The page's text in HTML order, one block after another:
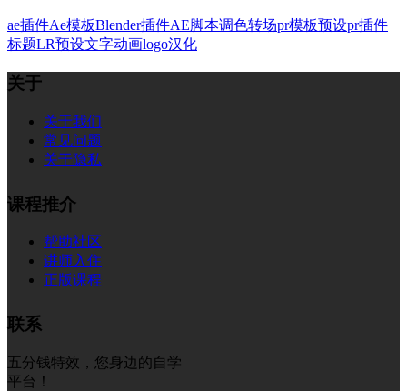
ae插件Ae模板Blender插件AE脚本调色转场pr模板预设pr插件
标题LR预设文字动画logo汉化
关于
关于我们
常见问题
关于隐私
课程推介
帮助社区
讲师入住
正版课程
联系
五分钱特效，您身边的自学
平台！